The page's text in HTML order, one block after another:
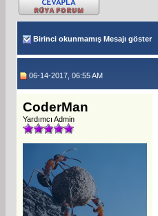
Birinci okunmamış Mesajı göster
06-14-2017, 06:55 AM
CoderMan
Yardımcı Admin